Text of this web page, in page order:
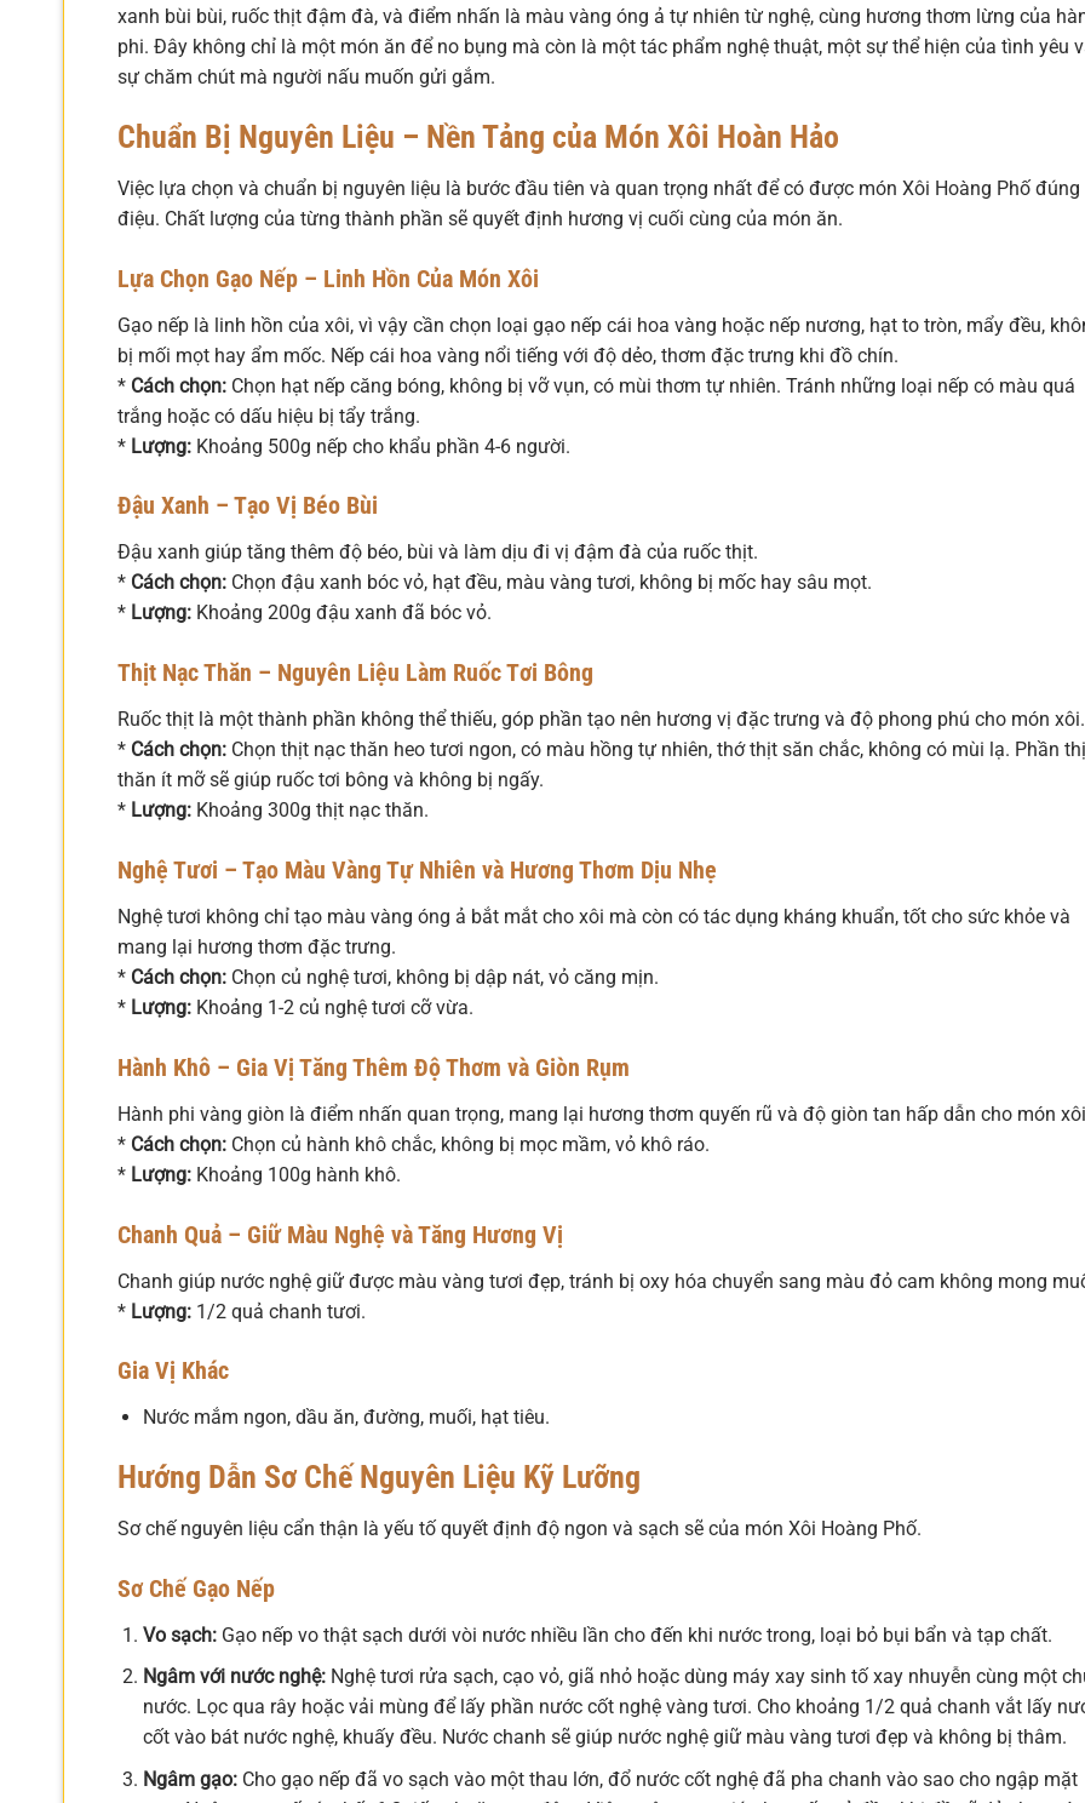
xanh bùi bùi, ruốc thịt đậm đà, và điểm nhấn là màu vàng óng ả tự nhiên từ nghệ, cùng hương thơm lừng của
phi. Đây không chỉ là một món ăn để no bụng mà còn là một tác phẩm nghệ thuật, một sự thể hiện của tình yêu
sự chăm chút mà người nấu muốn gửi gắm.
Chuẩn Bị Nguyên Liệu – Nền Tảng của Món Xôi Hoàn Hảo
Việc lựa chọn và chuẩn bị nguyên liệu là bước đầu tiên và quan trọng nhất để có được món Xôi Hoàng Phố đúng
điệu. Chất lượng của từng thành phần sẽ quyết định hương vị cuối cùng của món ăn.
Lựa Chọn Gạo Nếp – Linh Hồn Của Món Xôi
Gạo nếp là linh hồn của xôi, vì vậy cần chọn loại gạo nếp cái hoa vàng hoặc nếp nương, hạt to tròn, mẩy đều,
bị mối mọt hay ẩm mốc. Nếp cái hoa vàng nổi tiếng với độ dẻo, thơm đặc trưng khi đồ chín.
* Cách chọn: Chọn hạt nếp căng bóng, không bị vỡ vụn, có mùi thơm tự nhiên. Tránh những loại nếp có màu quá
trắng hoặc có dấu hiệu bị tẩy trắng.
* Lượng: Khoảng 500g nếp cho khẩu phần 4-6 người.
Đậu Xanh – Tạo Vị Béo Bùi
Đậu xanh giúp tăng thêm độ béo, bùi và làm dịu đi vị đậm đà của ruốc thịt.
* Cách chọn: Chọn đậu xanh bóc vỏ, hạt đều, màu vàng tươi, không bị mốc hay sâu mọt.
* Lượng: Khoảng 200g đậu xanh đã bóc vỏ.
Thịt Nạc Thăn – Nguyên Liệu Làm Ruốc Tơi Bông
Ruốc thịt là một thành phần không thể thiếu, góp phần tạo nên hương vị đặc trưng và độ phong phú cho món xôi.
* Cách chọn: Chọn thịt nạc thăn heo tươi ngon, có màu hồng tự nhiên, thớ thịt săn chắc, không có mùi lạ. Phần
thăn ít mỡ sẽ giúp ruốc tơi bông và không bị ngấy.
* Lượng: Khoảng 300g thịt nạc thăn.
Nghệ Tươi – Tạo Màu Vàng Tự Nhiên và Hương Thơm Dịu Nhẹ
Nghệ tươi không chỉ tạo màu vàng óng ả bắt mắt cho xôi mà còn có tác dụng kháng khuẩn, tốt cho sức khỏe và
mang lại hương thơm đặc trưng.
* Cách chọn: Chọn củ nghệ tươi, không bị dập nát, vỏ căng mịn.
* Lượng: Khoảng 1-2 củ nghệ tươi cỡ vừa.
Hành Khô – Gia Vị Tăng Thêm Độ Thơm và Giòn Rụm
Hành phi vàng giòn là điểm nhấn quan trọng, mang lại hương thơm quyến rũ và độ giòn tan hấp dẫn cho món
* Cách chọn: Chọn củ hành khô chắc, không bị mọc mầm, vỏ khô ráo.
* Lượng: Khoảng 100g hành khô.
Chanh Quả – Giữ Màu Nghệ và Tăng Hương Vị
Chanh giúp nước nghệ giữ được màu vàng tươi đẹp, tránh bị oxy hóa chuyển sang màu đỏ cam không mong
* Lượng: 1/2 quả chanh tươi.
Gia Vị Khác
Nước mắm ngon, dầu ăn, đường, muối, hạt tiêu.
Hướng Dẫn Sơ Chế Nguyên Liệu Kỹ Lưỡng
Sơ chế nguyên liệu cẩn thận là yếu tố quyết định độ ngon và sạch sẽ của món Xôi Hoàng Phố.
Sơ Chế Gạo Nếp
Vo sạch:Gạo nếp vo thật sạch dưới vòi nước nhiều lần cho đến khi nước trong, loại bỏ bụi bẩn và tạp chất.
Ngâm với nước nghệ:Nghệ tươi rửa sạch, cạo vỏ, giã nhỏ hoặc dùng máy xay sinh tố xay nhuyễn cùng một
nước. Lọc qua rây hoặc vải mùng để lấy phần nước cốt nghệ vàng tươi. Cho khoảng 1/2 quả chanh vắt lấy
cốt vào bát nước nghệ, khuấy đều. Nước chanh sẽ giúp nước nghệ giữ màu vàng tươi đẹp và không bị thâm.
Ngâm gạo:Cho gạo nếp đã vo sạch vào một thau lớn, đổ nước cốt nghệ đã pha chanh vào sao cho ngập mặt